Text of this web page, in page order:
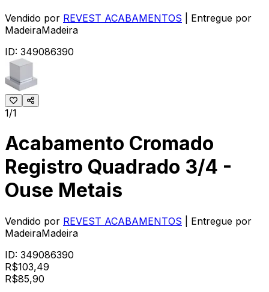
Vendido por REVEST ACABAMENTOS
| Entregue por
MadeiraMadeira
ID: 349086390
1/1
Acabamento Cromado
Registro Quadrado 3/4 -
Ouse Metais
Vendido por REVEST ACABAMENTOS
| Entregue por
MadeiraMadeira
ID: 349086390
R$103,49
R$85,90